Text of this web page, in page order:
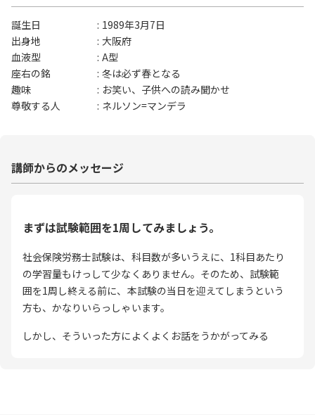
誕生日
1989年3月7日
出身地
大阪府
血液型
A型
座右の銘
冬は必ず春となる
趣味
お笑い、子供への読み聞かせ
尊敬する人
ネルソン=マンデラ
講師からのメッセージ
まずは試験範囲を1周してみましょう。
社会保険労務士試験は、科目数が多いうえに、1科目あたり
の学習量もけっして少なくありません。そのため、試験範
囲を1周し終える前に、本試験の当日を迎えてしまうという
方も、かなりいらっしゃいます。
しかし、そういった方によくよくお話をうかがってみる